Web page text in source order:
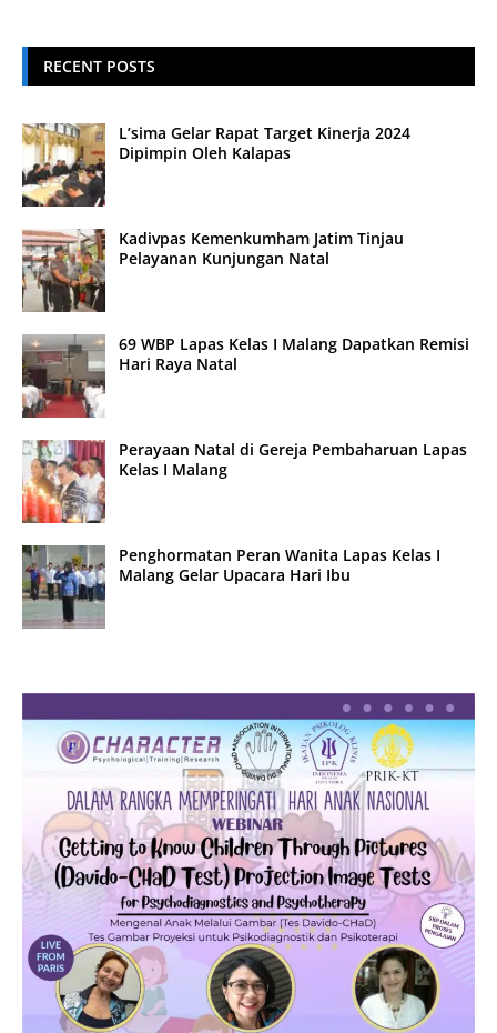
RECENT POSTS
L’sima Gelar Rapat Target Kinerja 2024
Dipimpin Oleh Kalapas
Kadivpas Kemenkumham Jatim Tinjau
Pelayanan Kunjungan Natal
69 WBP Lapas Kelas I Malang Dapatkan Remisi
Hari Raya Natal
Perayaan Natal di Gereja Pembaharuan Lapas
Kelas I Malang
Penghormatan Peran Wanita Lapas Kelas I
Malang Gelar Upacara Hari Ibu